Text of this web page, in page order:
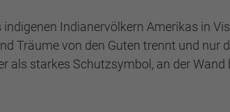
Indianervölkern Amerikas in
Träume von den Guten trennt und
als starkes Schutzsymbol, an der